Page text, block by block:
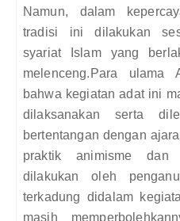
Namun, dalam
tradisi ini dilakukan
syariat Islam yang
melenceng. Para ulama
bahwa kegiatan adat ini
dilaksanakan serta
bertentangan dengan
praktik animisme
dilakukan oleh
terkadung didalam
masih